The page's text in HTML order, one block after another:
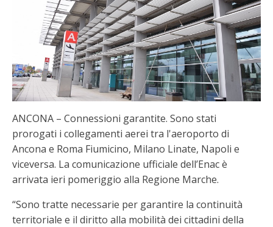
ANCONA – Connessioni garantite. Sono stati
prorogati i collegamenti aerei tra l'aeroporto di
Ancona e Roma Fiumicino, Milano Linate, Napoli e
viceversa. La comunicazione ufficiale dell’Enac è
arrivata ieri pomeriggio alla Regione Marche.
“Sono tratte necessarie per garantire la continuità
territoriale e il diritto alla mobilità dei cittadini della